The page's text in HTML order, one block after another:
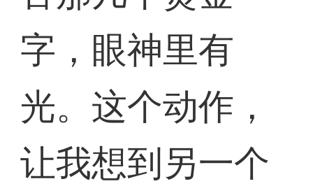
字，眼神里有
光。这个动作，
让我想到另一个